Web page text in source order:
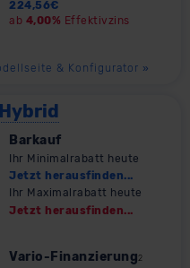
224,56€
ab 4,00% Effektivzins
& Konfigurator »
Barkauf
Ihr Minimalrabatt heute
Jetzt herausfinden...
Ihr Maximalrabatt heute
Jetzt herausfinden...
Vario-Finanzierung2